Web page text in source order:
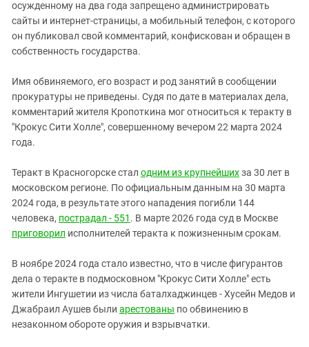
осужденному на два года запрещено администрировать
сайты и интернет-страницы, а мобильный телефон, с которого
он публиковал свой комментарий, конфискован и обращен в
собственность государства.
Имя обвиняемого, его возраст и род занятий в сообщении
прокуратуры не приведены. Судя по дате в материалах дела,
комментарий жителя Кропоткина мог относиться к теракту в
"Крокус Сити Холле", совершенному вечером 22 марта 2024
года.
Теракт в Красногорске стал одним из крупнейшихза 30 лет в
московском регионе. По официальным данным на 30 марта
2024 года, в результате этого нападения погибли 144
человека, пострадал - 551 . В марте 2026 года суд в Москве
приговорил исполнителей теракта к пожизненным срокам.
В ноябре 2024 года стало известно, что в числе фигурантов
дела о теракте в подмосковном "Крокус Сити Холле" есть
жители Ингушетии из числа баталхаджинцев - Хусейн Медов и
Джабраил Аушев были арестованы по обвинению в
незаконном обороте оружия и взрывчатки.